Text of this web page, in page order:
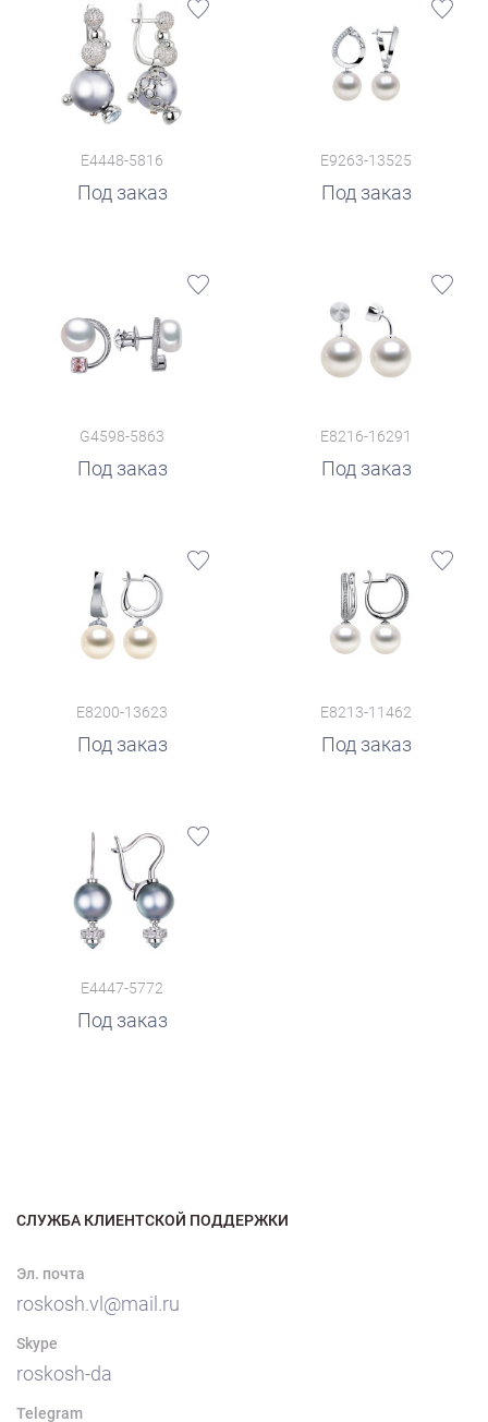
E4448-5816
Под заказ
E9263-13525
Под заказ
G4598-5863
Под заказ
E8216-16291
Под заказ
E8200-13623
Под заказ
E8213-11462
Под заказ
E4447-5772
Под заказ
СЛУЖБА КЛИЕНТСКОЙ ПОДДЕРЖКИ
Эл. почта
roskosh.vl@mail.ru
Skype
roskosh-da
Telegram